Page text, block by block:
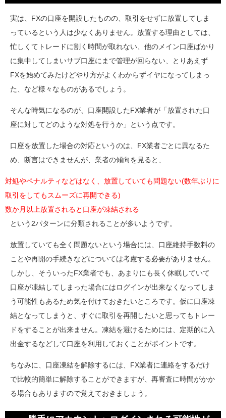
実は、FXの口座を開設したものの、取引をせずに放置してしま
っているという人は少なくありません。放置する理由としては、
忙しくてトレードに割く時間が取れない、他のメイン口座ばかり
に集中してしまいサブ口座にまで管理が回らない、とりあえず
FXを始めてみたけどやり方がよくわからずイヤになってしまっ
た、など様々なものがあるでしょう。
そんな時気になるのが、口座開設したFX業者が「放置された口
座に対してどのような対処を行うか」という点です。
口座を放置した場合の対応というのは、FX業者ごとに異なるた
め、断言はできませんが、業者の傾向を見ると、
対処やペナルティなどはなく、放置していても問題ない(数年ぶりに
取引をしてもスムーズに再開できる)
数か月以上放置されると口座が凍結される
という2パターンに分類されることが多いようです。
放置していても全く問題ないという場合には、口座維持手数料の
ことや再開の手続きなどについては考慮する必要がありません。
しかし、そういったFX業者でも、あまりにも長く休眠していて
口座が凍結してしまった場合にはログインが出来なくなってしま
う可能性もあるため気を付けておきたいところです。仮に口座凍
結となってしまうと、すぐに取引を再開したいと思ってもトレー
ドをすることが出来ません。凍結を避けるためには、定期的に入
出金するなどして口座を利用しておくことがポイントです。
ちなみに、口座凍結を解除するには、FX業者に連絡をするだけ
で比較的簡単に解除することができますが、再審査に時間がかか
る場合もありますので覚えておきましょう。